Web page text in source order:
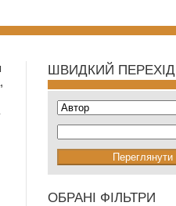
ШВИДКИЙ ПЕРЕХІД
ОБРАНІ ФІЛЬТРИ